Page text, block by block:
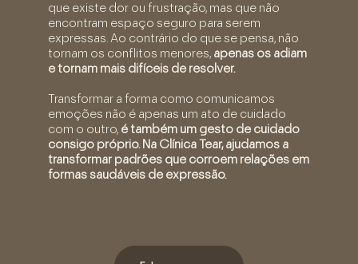
que existe dor ou frustração, mas que não
encontram espaço seguro para serem
expressas. Ao contrário do que se pensa, não
tornam os conflitos menores, apenas os adiam
e tornam mais difíceis de resolver.
Transformar a forma como comunicamos
emoções não é apenas um ato de cuidado
com o outro, é também um gesto de cuidado
consigo próprio. Na Clínica Tear, ajudamos a
transformar padrões que corroem relações em
formas saudáveis de expressão.